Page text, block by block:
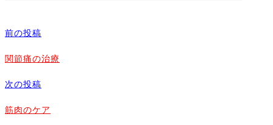
前の投稿
関節痛の治療
次の投稿
筋肉のケア